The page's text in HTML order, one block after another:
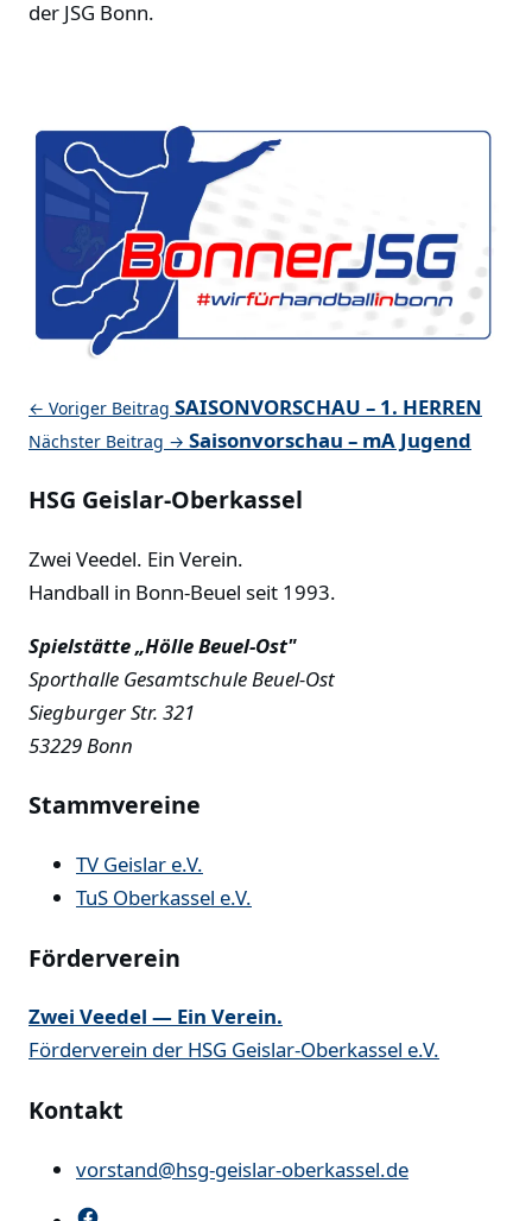
der JSG Bonn.
← Voriger Beitrag SAISONVORSCHAU – 1. HERREN
Nächster Beitrag → Saisonvorschau – mA Jugend
HSG Geislar-Oberkassel
Zwei Veedel. Ein Verein.
Handball in Bonn-Beuel seit 1993.
Spielstätte „Hölle Beuel-Ost"
Sporthalle Gesamtschule Beuel-Ost
Siegburger Str. 321
53229 Bonn
Stammvereine
TV Geislar e.V.
TuS Oberkassel e.V.
Förderverein
Zwei Veedel — Ein Verein.
Förderverein der HSG Geislar-Oberkassel e.V.
Kontakt
vorstand@hsg-geislar-oberkassel.de